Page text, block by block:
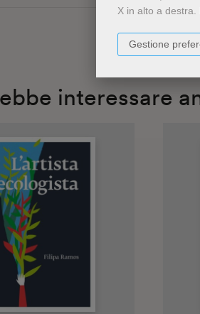
X in alto a destra.
Gestione
interessare